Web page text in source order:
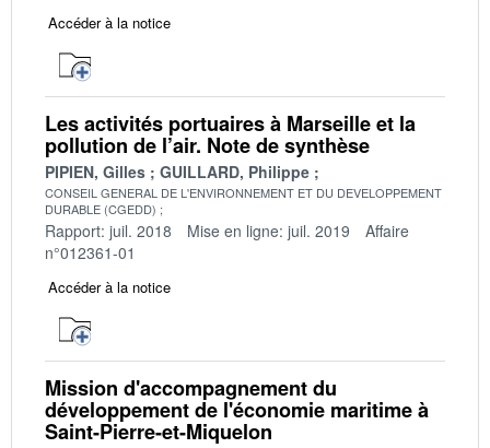
Accéder à la notice
Les activités portuaires à Marseille et la
pollution de l’air. Note de synthèse
PIPIEN, Gilles GUILLARD, Philippe
CONSEIL GENERAL DE L'ENVIRONNEMENT ET DU DEVELOPPEMENT
DURABLE (CGEDD)
Rapport: juil. 2018 Mise en ligne: juil. 2019
Affaire
n°012361-01
Accéder à la notice
Mission d'accompagnement du
développement de l'économie maritime à
Saint-Pierre-et-Miquelon